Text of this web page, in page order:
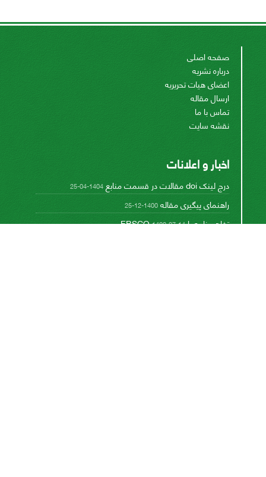
صفحه اصلی
درباره نشریه
اعضای هیات تحریریه
ارسال مقاله
تماس با ما
نقشه سایت
اخبار و اعلانات
درج لینک doi مقالات در قسمت منابع 1404-04-25
راهنمای پیگیری مقاله 1400-12-25
تفاهم نامه با EBSCO1400-07-14